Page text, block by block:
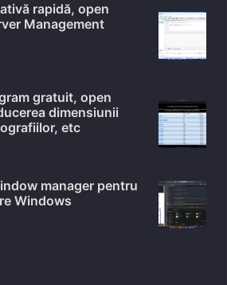
rapidă, open
Management
gratuit, open
dimensiunii
etc
manager pentru
Windows